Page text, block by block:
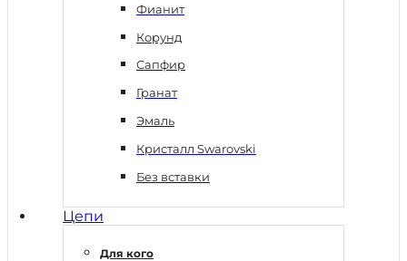
Фианит
Корунд
Сапфир
Гранат
Эмаль
Кристалл Swarovski
Без вставки
Цепи
Для кого